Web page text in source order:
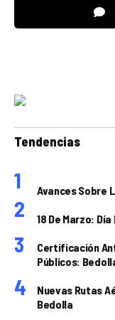
Tendencias
Avances Sobre
18 De Marzo:
Certificación
Públicos:
Nuevas Rutas
Bedolla